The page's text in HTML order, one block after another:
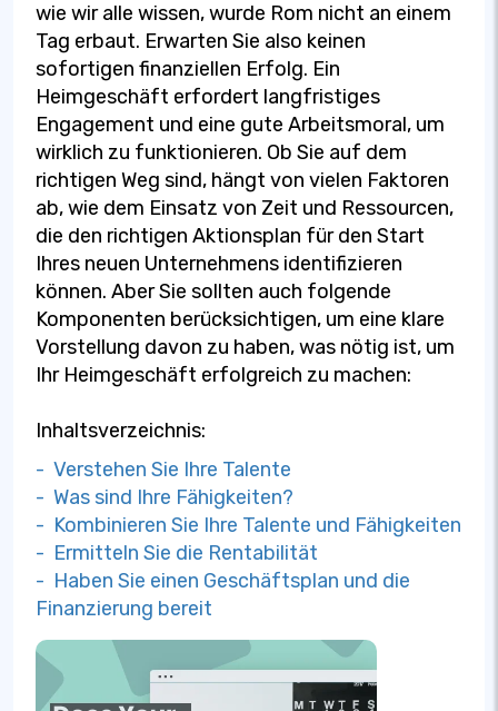
wie wir alle wissen, wurde Rom nicht an einem
Tag erbaut. Erwarten Sie also keinen
sofortigen finanziellen Erfolg. Ein
Heimgeschäft erfordert langfristiges
Engagement und eine gute Arbeitsmoral, um
wirklich zu funktionieren. Ob Sie auf dem
richtigen Weg sind, hängt von vielen Faktoren
ab, wie dem Einsatz von Zeit und Ressourcen,
die den richtigen Aktionsplan für den Start
Ihres neuen Unternehmens identifizieren
können. Aber Sie sollten auch folgende
Komponenten berücksichtigen, um eine klare
Vorstellung davon zu haben, was nötig ist, um
Ihr Heimgeschäft erfolgreich zu machen:
Inhaltsverzeichnis:
- Verstehen Sie Ihre Talente
- Was sind Ihre Fähigkeiten?
- Kombinieren Sie Ihre Talente und Fähigkeiten
- Ermitteln Sie die Rentabilität
- Haben Sie einen Geschäftsplan und die
Finanzierung bereit